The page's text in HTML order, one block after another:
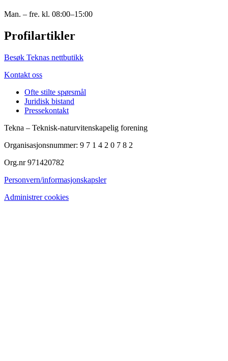
Man. – fre. kl. 08:00–15:00
Profilartikler
Besøk Teknas nettbutikk
Kontakt oss
Ofte stilte spørsmål
Juridisk bistand
Pressekontakt
Tekna – Teknisk-naturvitenskapelig forening
Organisasjonsnummer: 9 7 1 4 2 0 7 8 2
Org.nr 971420782
Personvern/informasjonskapsler
Administrer cookies